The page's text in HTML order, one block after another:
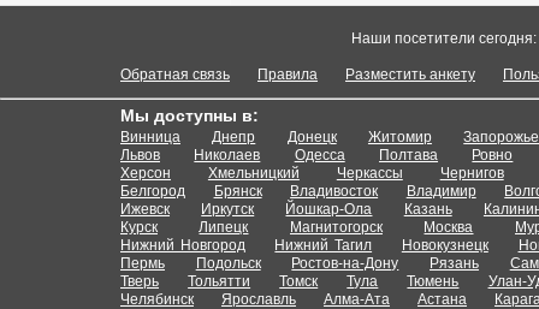
Наши посетители сегодня:
Обратная связь Правила Разместить анкету
Мы доступны в:
Винница Днепр Донецк Житомир
Запорожье
Львов
Николаев Одесса Полтава
Ровно
Херсон
Хмельницкий Черкассы
Чернигов
Белгород
Брянск Владивосток Владимир
Ижевск
Иркутск Йошкар-Ола Казань
Курск
Липецк Магнитогорск Москва
Нижний Новгород
Нижний Тагил Новокузнецк
Пермь
Подольск Ростов-на-Дону Рязань
Тверь
Тольятти Томск Тула Тюмень
Улан-
Челябинск
Ярославль Алма-Ата Астана